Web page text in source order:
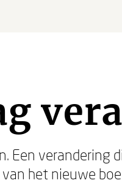
Een verandering
het nieuwe